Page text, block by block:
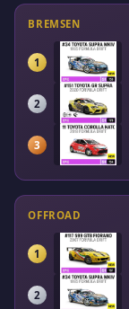
BREMSEN
1
2
3
OFFROAD
1
2